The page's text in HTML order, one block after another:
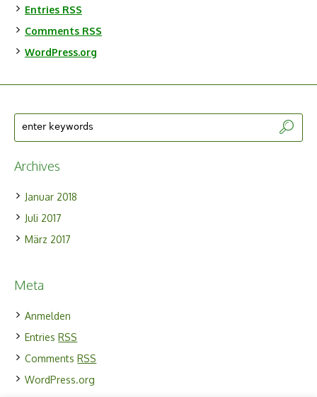
Entries RSS
Comments RSS
WordPress.org
Archives
Januar 2018
Juli 2017
März 2017
Meta
Anmelden
EntriesRSS
CommentsRSS
WordPress.org